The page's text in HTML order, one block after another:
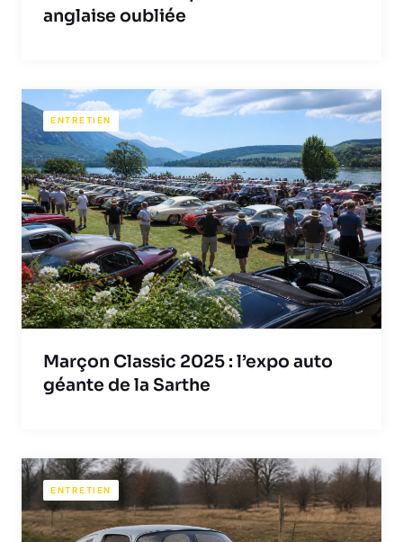
anglaise oubliée
ENTRETIEN
Marçon Classic 2025 : l’expo auto
géante de la Sarthe
ENTRETIEN